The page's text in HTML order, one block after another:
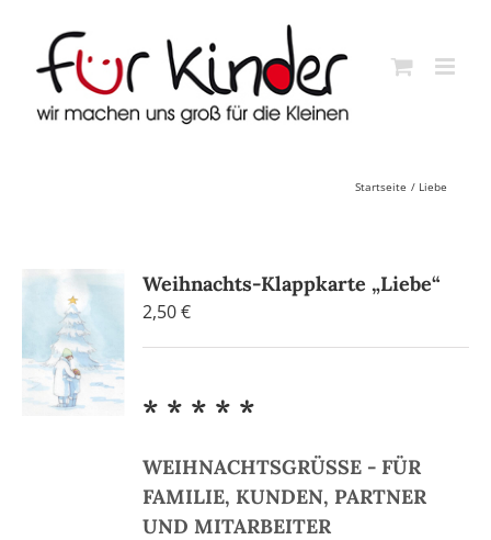
content
Startseite Liebe
Weihnachts-Klappkarte „Liebe“
2,50€
* * * * *
WEIHNACHTSGRÜSSE - FÜR
FAMILIE, KUNDEN, PARTNER
UND MITARBEITER